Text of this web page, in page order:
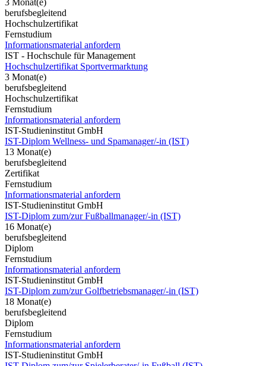
berufsbegleitend
Hochschulzertifikat
Fernstudium
Informationsmaterial anfordern
IST - Hochschule für Management
Hochschulzertifikat Sportvermarktung
3 Monat(e)
berufsbegleitend
Hochschulzertifikat
Fernstudium
Informationsmaterial anfordern
IST-Studieninstitut GmbH
IST-Diplom Wellness- und Spamanager/-in (IST)
13 Monat(e)
berufsbegleitend
Zertifikat
Fernstudium
Informationsmaterial anfordern
IST-Studieninstitut GmbH
IST-Diplom zum/zur Fußballmanager/-in (IST)
16 Monat(e)
berufsbegleitend
Diplom
Fernstudium
Informationsmaterial anfordern
IST-Studieninstitut GmbH
IST-Diplom zum/zur Golfbetriebsmanager/-in (IST)
18 Monat(e)
berufsbegleitend
Diplom
Fernstudium
Informationsmaterial anfordern
IST-Studieninstitut GmbH